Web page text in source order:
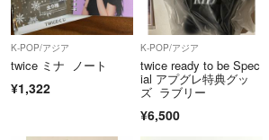
K-POP/アジア
twice ミナ ノート
¥1,322
K-POP/アジア
twice ready to be Spec
ial アプグレ特典グッ
ズ ラブリー
¥6,500